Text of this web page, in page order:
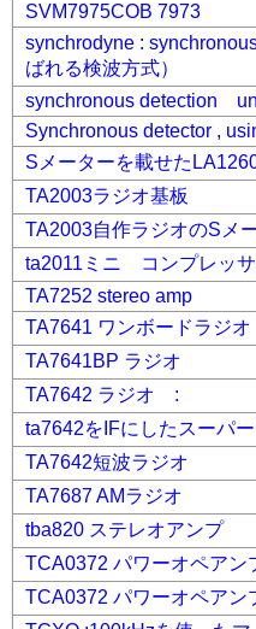
SVM7975COB 7973
synchrodyne :
ばれる検波方式）
synchronous detection
Synchronous detector ,
Sメーターを載せた
TA2003ラジオ基板
TA2003自作ラジオのSメ
ta2011ミニ コンプレッ
TA7252 stereo amp
TA7641 ワンボードラジオ
TA7641BP ラジオ
TA7642 ラジオ :
ta7642をIFにしたスーパ
TA7642短波ラジオ
TA7687 AMラジオ
tba820 ステレオアンプ
TCA0372 パワーオペアン
TCA0372 パワーオペア